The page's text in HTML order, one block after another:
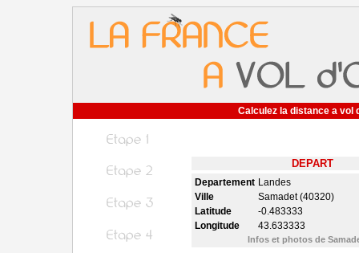
Calculez la distance a vol
DEPART
Departement Landes
Ville
Samadet (40320)
Latitude
-0.483333
Longitude
43.633333
Infos et photos de